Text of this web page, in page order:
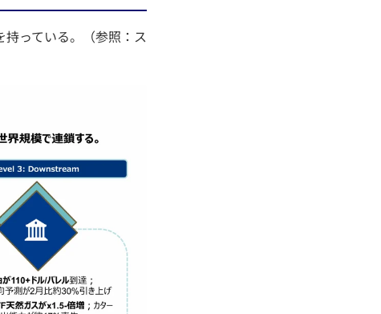
っている。（参照：ス